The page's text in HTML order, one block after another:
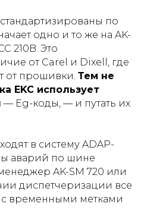
по
одно и то же на AK-
210B. Это
от Carel и Dixell, где
от прошивки. Тем не
EKC использует
— Eg-коды, — и путать их
в систему ADAP-
аварий по шине
AK-SM 720 или
диспетчеризации все
временными метками